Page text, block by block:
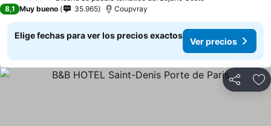
8,1 Muy bueno 35.965 Coupvray
Elige fechas para ver los precios exactos
Ver precios
Compartir